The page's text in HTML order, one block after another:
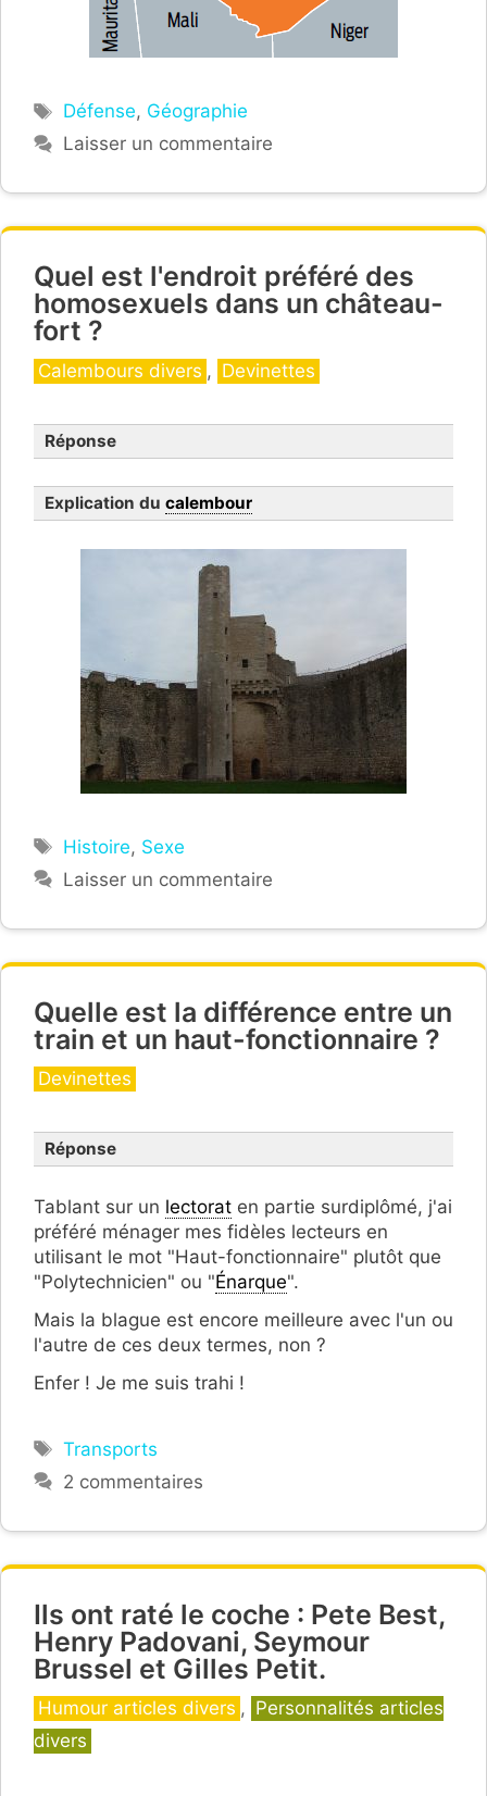
Étiquettes
Défense, Géographie
Laisser un commentaire
Quel est l'endroit préféré des
homosexuels dans un château-
fort ?
Catégories
Calembours divers , Devinettes
Réponse
Explication du calembour
Étiquettes
Histoire, Sexe
Laisser un commentaire
Quelle est la différence entre un
train et un haut-fonctionnaire ?
Catégories
Devinettes
Réponse
Tablant sur un lectorat en partie surdiplômé, j'ai
préféré ménager mes fidèles lecteurs en
utilisant le mot "Haut-fonctionnaire" plutôt que
"Polytechnicien" ou "Énarque".
Mais la blague est encore meilleure avec l'un ou
l'autre de ces deux termes, non ?
Enfer ! Je me suis trahi !
Étiquettes
Transports
2 commentaires
Ils ont raté le coche : Pete Best,
Henry Padovani, Seymour
Brussel et Gilles Petit.
Catégories
Humour articles divers , Personnalités articles
divers